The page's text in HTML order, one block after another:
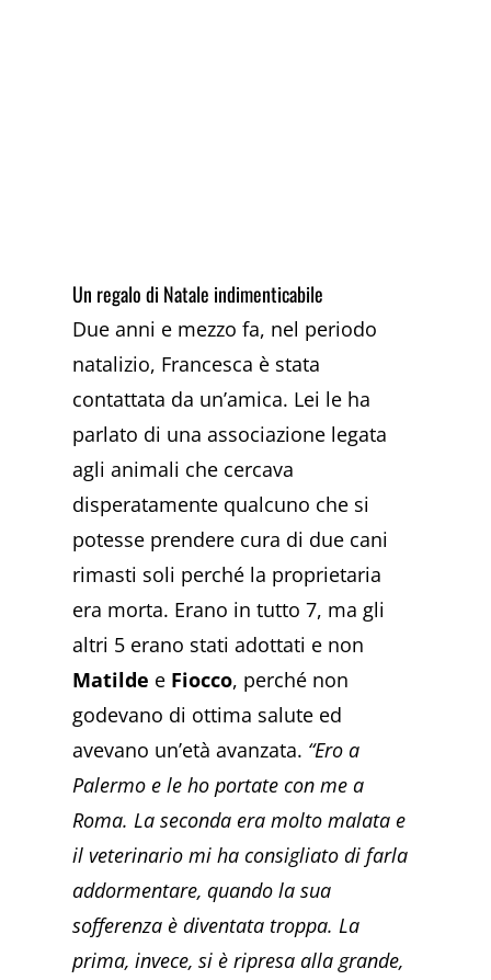
Un regalo di Natale indimenticabile
Due anni e mezzo fa, nel periodo
natalizio, Francesca è stata
contattata da un’amica. Lei le ha
parlato di una associazione legata
agli animali che cercava
disperatamente qualcuno che si
potesse prendere cura di due cani
rimasti soli perché la proprietaria
era morta. Erano in tutto 7, ma gli
altri 5 erano stati adottati e non
Matilde e Fiocco, perché non
godevano di ottima salute ed
avevano un’età avanzata. “Ero a
Palermo e le ho portate con me a
Roma. La seconda era molto malata e
il veterinario mi ha consigliato di farla
addormentare, quando la sua
sofferenza è diventata troppa. La
prima, invece, si è ripresa alla grande,